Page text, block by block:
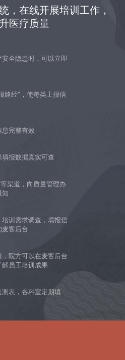
，在线开展培训工作，
医疗质量
全隐患时，可以立即
路经”，使每类上报信
完整有效
报数据真实可查
渠道，向质量管理办
知
训需求调查，填报信
麦客后台
院方可以在麦客后台
员工培训成果
表，各科室定期填